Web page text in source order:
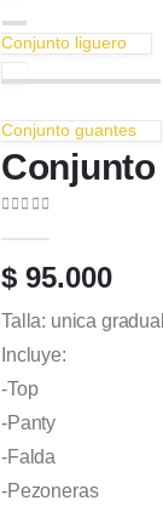
Conjunto liguero
Conjunto guantes
$ 95.000
Talla: unica
Incluye:
-Top
-Panty
-Falda
-Pezoneras